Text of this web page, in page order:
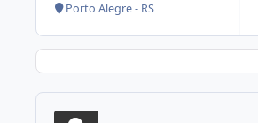
Porto Alegre - RS